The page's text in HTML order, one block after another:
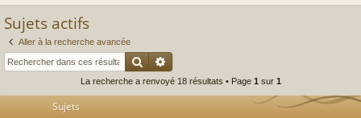
ci
s
c
Sujets actifs
Aller à la recherche avancée
Rechercher
Recherche avancée
La recherche a renvoyé 18 résultats • Page 1 sur 1
Sujets